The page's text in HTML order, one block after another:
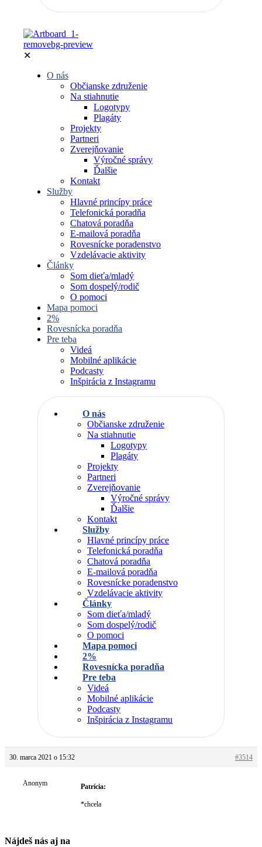
✕
O nás
Občianske združenie
Na stiahnutie
Logotypy
Plagáty
Projekty
Partneri
Zverejňovanie
Výročné správy
Ďalšie
Kontakt
Služby
Hlavné princípy práce
Telefonická poradňa
Chatová poradňa
E-mailová poradňa
Rovesnícke poradenstvo
Vzdelávacie aktivity
Články
Som dieťa/mladý
Som dospelý/rodič
O pomoci
Mapa pomoci
2%
Rovesnícka poradňa
Pre teba
Videá
Mobilné aplikácie
Podcasty
Inšpirácia z Instagramu
O nás
Občianske združenie
Na stiahnutie
Logotypy
Plagáty
Projekty
Partneri
Zverejňovanie
Výročné správy
Ďalšie
Kontakt
Služby
Hlavné princípy práce
Telefonická poradňa
Chatová poradňa
E-mailová poradňa
Rovesnícke poradenstvo
Vzdelávacie aktivity
Články
Som dieťa/mladý
Som dospelý/rodič
O pomoci
Mapa pomoci
2%
Rovesnícka poradňa
Pre teba
Videá
Mobilné aplikácie
Podcasty
Inšpirácia z Instagramu
30. marca 2021 o 15:32 #3514
Anonym Patrícia:
*chcela
Nájdeš nás aj na